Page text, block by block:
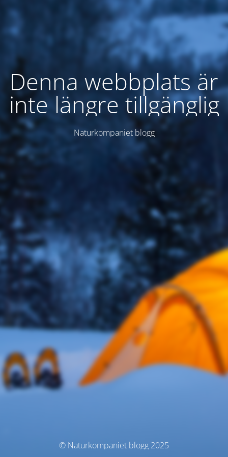
Denna webbplats är
inte längre tillgänglig
Naturkompaniet blogg
© Naturkompaniet blogg 2025